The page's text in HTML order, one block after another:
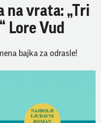
na vrata: „Tri
Lore Vud
bajka za odrasle!